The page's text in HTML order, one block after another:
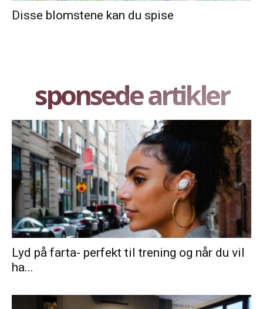
Disse blomstene kan du spise
sponsede artikler
Lyd på farta- perfekt til trening og når du vil
ha...